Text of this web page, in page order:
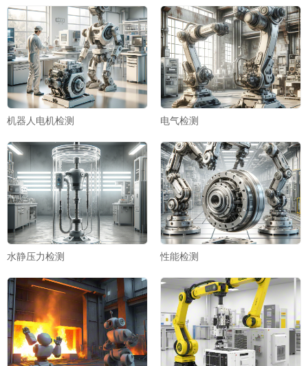
机器人电机检测 电气检测
水静压力检测 性能检测